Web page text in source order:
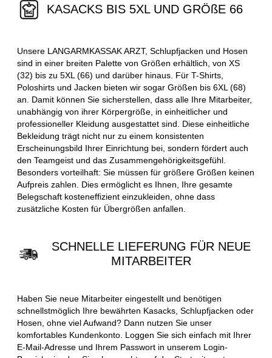
KASACKS BIS 5XL UND GRÖßE 66
Unsere LANGARMKASSAK ARZT, Schlupfjacken und Hosen
sind in einer breiten Palette von Größen erhältlich, von XS
(32) bis zu 5XL (66) und darüber hinaus. Für T-Shirts,
Poloshirts und Jacken bieten wir sogar Größen bis 6XL (68)
an. Damit können Sie sicherstellen, dass alle Ihre Mitarbeiter,
unabhängig von ihrer Körpergröße, in einheitlicher und
professioneller Kleidung ausgestattet sind. Diese einheitliche
Bekleidung trägt nicht nur zu einem konsistenten
Erscheinungsbild Ihrer Einrichtung bei, sondern fördert auch
den Teamgeist und das Zusammengehörigkeitsgefühl.
Besonders vorteilhaft: Sie müssen für größere Größen keinen
Aufpreis zahlen. Dies ermöglicht es Ihnen, Ihre gesamte
Belegschaft kosteneffizient einzukleiden, ohne dass
zusätzliche Kosten für Übergrößen anfallen.
SCHNELLE LIEFERUNG FÜR NEUE
MITARBEITER
Haben Sie neue Mitarbeiter eingestellt und benötigen
schnellstmöglich Ihre bewährten Kasacks, Schlupfjacken oder
Hosen, ohne viel Aufwand? Dann nutzen Sie unser
komfortables Kundenkonto. Loggen Sie sich einfach mit Ihrer
E-Mail-Adresse und Ihrem Passwort in unserem Login-